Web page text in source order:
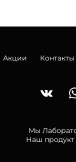
Акции Контакты
Мы
Наш продукт